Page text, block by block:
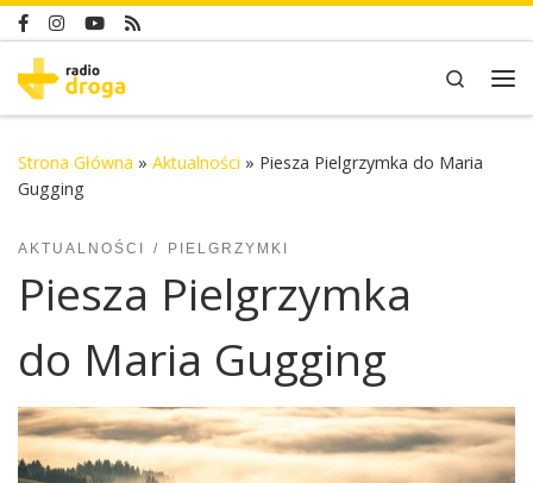
Skip to content
Search
Strona Główna » Aktualności » Piesza Pielgrzymka do Maria
Gugging
AKTUALNOŚCI PIELGRZYMKI
Piesza Pielgrzymka
do Maria Gugging